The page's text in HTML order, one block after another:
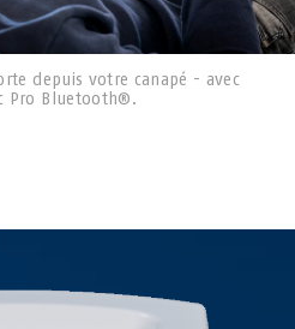
depuis votre canapé - avec
Pro Bluetooth®.